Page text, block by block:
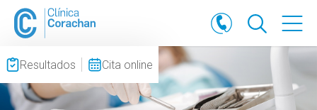
Resultados Cita online